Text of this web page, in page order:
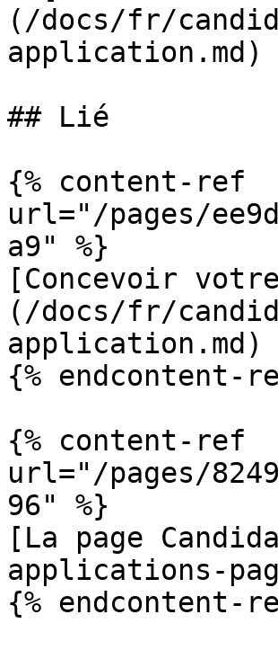
(/docs/fr/
application.md)
## Lié
{% content-ref
url="/pages/
a9" %}
[Concevoir
(/docs/fr/
application.md)
{% endcontent-
{% content-ref
url="/pages/
96" %}
[La page
applications-
{% endcontent-